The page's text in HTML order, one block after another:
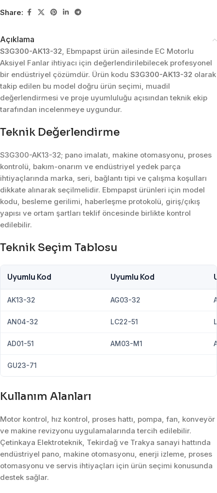
Share:
Açıklama
S3G300-AK13-32, Ebmpapst ürün ailesinde EC Motorlu
Aksiyel Fanlar ihtiyacı için değerlendirilebilecek profesyonel
bir endüstriyel çözümdür. Ürün kodu S3G300-AK13-32 olarak
takip edilen bu model doğru ürün seçimi, muadil
değerlendirmesi ve proje uyumluluğu açısından teknik ekip
tarafından incelenmeye uygundur.
Teknik Değerlendirme
S3G300-AK13-32; pano imalatı, makine otomasyonu, proses
kontrolü, bakım-onarım ve endüstriyel yedek parça
ihtiyaçlarında marka, seri, bağlantı tipi ve çalışma koşulları
dikkate alınarak seçilmelidir. Ebmpapst ürünleri için model
kodu, besleme gerilimi, haberleşme protokolü, giriş/çıkış
yapısı ve ortam şartları teklif öncesinde birlikte kontrol
edilebilir.
Teknik Seçim Tablosu
Uyumlu Kod Uyumlu Kod
AK13-32 AG03-32
AN04-32 LC22-51
AD01-51 AM03-M1
GU23-71
Kullanım Alanları
Motor kontrol, hız kontrol, proses hattı, pompa, fan, konveyör
ve makine revizyonu uygulamalarında tercih edilebilir.
Çetinkaya Elektroteknik, Tekirdağ ve Trakya sanayi hattında
endüstriyel pano, makine otomasyonu, enerji izleme, proses
otomasyonu ve servis ihtiyaçları için ürün seçimi konusunda
destek sağlar.